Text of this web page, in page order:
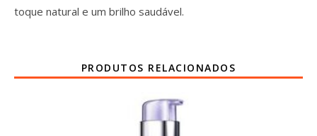
toque natural e um brilho saudável.
PRODUTOS RELACIONADOS